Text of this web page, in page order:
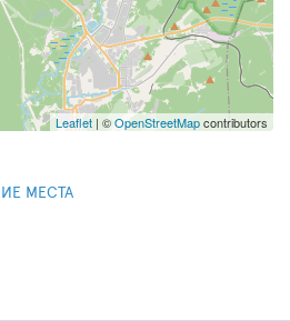
Leaflet | ©OpenStreetMapcontributors
МЕСТА